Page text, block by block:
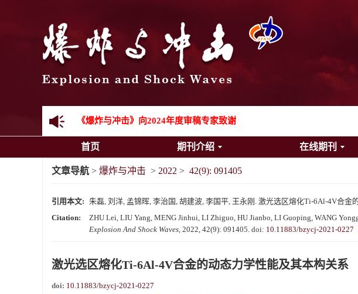
金属材料动态多尺度断裂专题征稿启事
结构物高速出入水问题专题征稿启事
《爆炸与冲击》向2024年度审稿专家致谢
《爆炸与冲击》2025年度优秀名单
首页 期刊介绍 在线期刊
文章导航 > 爆炸与冲击 > 2022 > 42(9): 091405
引用本文: 朱磊, 刘洋, 孟锦晖, 李治国, 胡建波, 李国平, 王永刚. 激光选区熔化Ti-6Al-4V合金
Citation:
ZHU Lei, LIU Yang, MENG Jinhui, LI Zhiguo, HU Jianbo, LI Guoping, WANG
Explosion And Shock Waves, 2022, 42(9): 091405. doi: 10.11883/bzycj-2021-0227
激光选区熔化Ti-6Al-4V合金的动态力学性能及其本构关系
doi: 10.11883/bzycj-2021-0227